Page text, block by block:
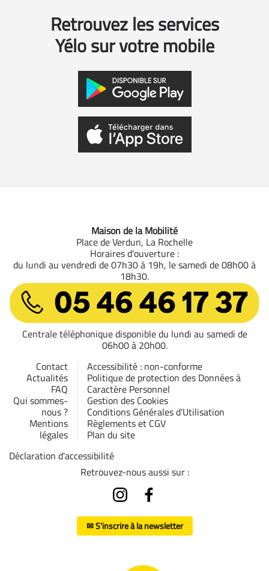
Retrouvez les services
Yélo sur votre mobile
Maison de la Mobilité
Place de Verdun, La Rochelle
Horaires d'ouverture :
du lundi au vendredi de 07h30 à 19h, le samedi de 08h00 à
18h30.
05 46 46 17 37
Centrale téléphonique disponible du lundi au samedi de
06h00 à 20h00.
Contact
Actualités
FAQ
Qui sommes-
nous ?
Mentions
légales
Accessibilité : non-conforme
Politique de protection des Données à
Caractère Personnel
Gestion des Cookies
Conditions Générales d'Utilisation
Règlements et CGV
Plan du site
Déclaration d'accessibilité
Retrouvez-nous aussi sur :
✉ S'inscrire à la newsletter